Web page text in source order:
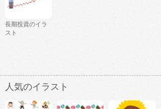
長期投資のイラ
スト
人気のイラスト